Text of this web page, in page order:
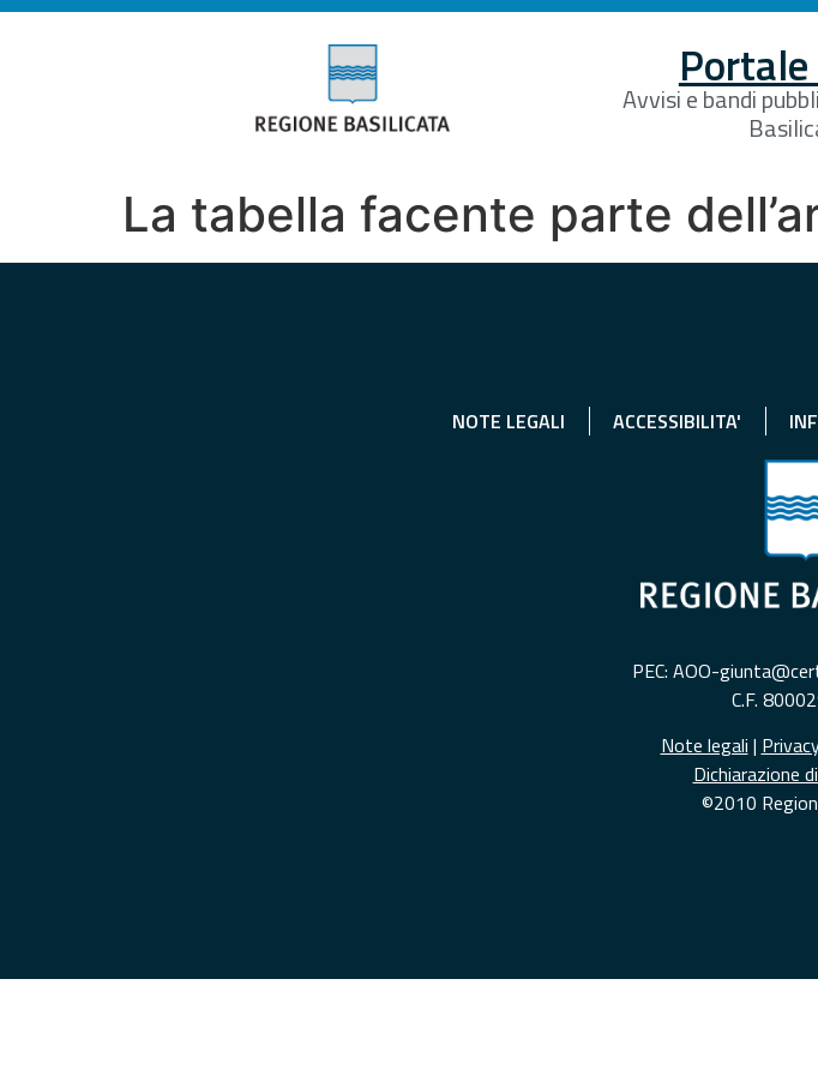
Avvisi e bandi
La tabella facente parte
NOTE LEGALI ACCESSIBILITA'
PEC: AOO-
C.F.
Note legali |
Dichiarazione
©2010